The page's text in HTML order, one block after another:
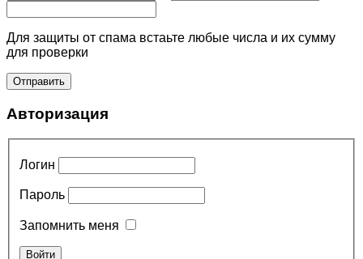
Для защиты от спама встаьте любые числа и их сумму
для проверки
Авторизация
Логин
Пароль
Запомнить меня